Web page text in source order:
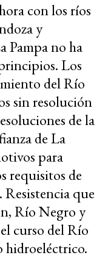
con los ríos
y
Pampa no ha
Los
del Río
sin resolución
de la
de La
para
requisitos de
Resistencia que
Río Negro y
curso del Río
hidroeléctrico.